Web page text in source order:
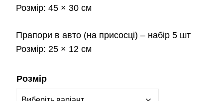
Розмір: 45 × 30 см
Прапори в авто (на присосці) – набір 5 шт
Розмір: 25 × 12 см
Розмір